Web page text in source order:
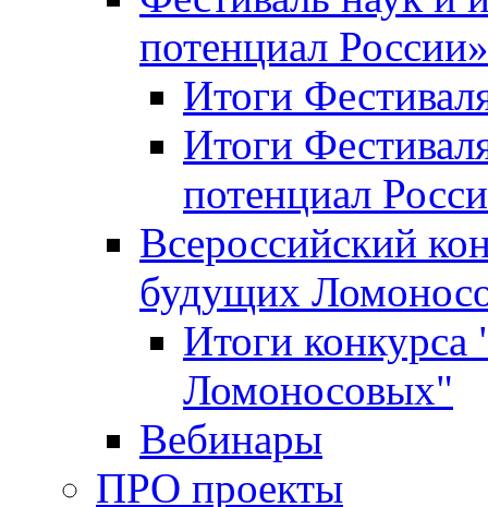
потенциал России»
Итоги
Итоги
потенциал
Всероссийский
будущих
Итоги
Ломоносовых"
Вебинары
ПРО проекты